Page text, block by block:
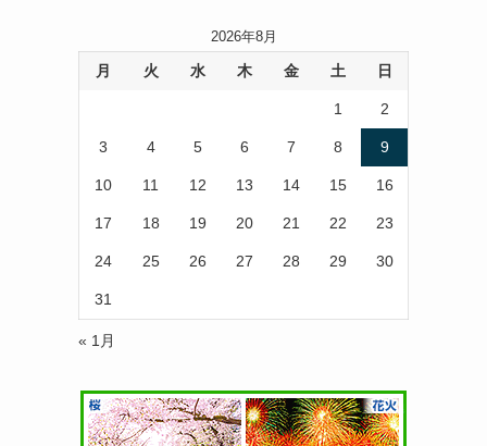
2026年8月
月 火 水 木 金 土 日
1 2
3 4 5 6 7 8 9
10 11 12 13 14 15 16
17 18 19 20 21 22 23
24 25 26 27 28 29 30
31
« 1月